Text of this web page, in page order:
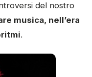
del nostro
musica, nell’era
.